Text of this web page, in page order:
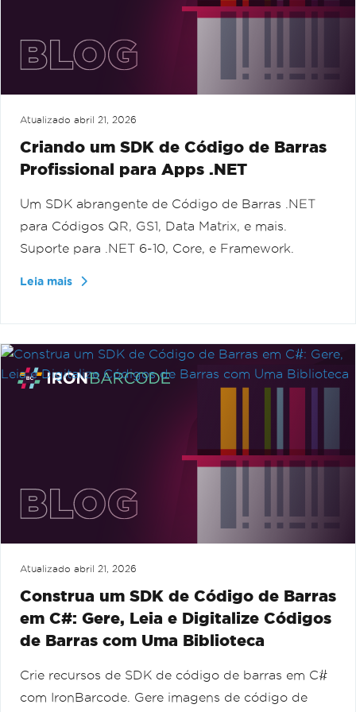
Atualizado abril 21, 2026
Criando um SDK de Código de Barras
Profissional para Apps .NET
Um SDK abrangente de Código de Barras .NET
para Códigos QR, GS1, Data Matrix, e mais.
Suporte para .NET 6-10, Core, e Framework.
Leia mais
Atualizado abril 21, 2026
Construa um SDK de Código de Barras
em C#: Gere, Leia e Digitalize Códigos
de Barras com Uma Biblioteca
Crie recursos de SDK de código de barras em C#
com IronBarcode. Gere imagens de código de